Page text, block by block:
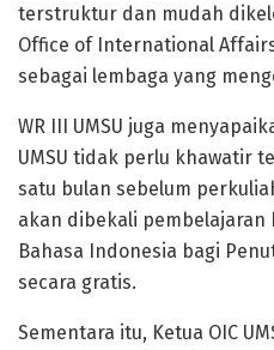
terstruktur dan mudah
Office of International
sebagai lembaga yang
WR III UMSU juga
UMSU tidak perlu khawatir
satu bulan sebelum
akan dibekali pembelajaran
Bahasa Indonesia bagi
secara gratis.
Sementara itu, Ketua OIC